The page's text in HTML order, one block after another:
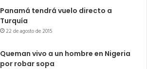
Panamá tendrá vuelo directo a
Turquía
22 de agosto de 2015
Queman vivo a un hombre en Nigeria
por robar sopa